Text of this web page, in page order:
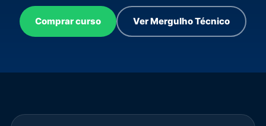
Comprar curso Ver Mergulho Técnico